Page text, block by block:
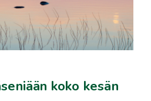
koko kesän